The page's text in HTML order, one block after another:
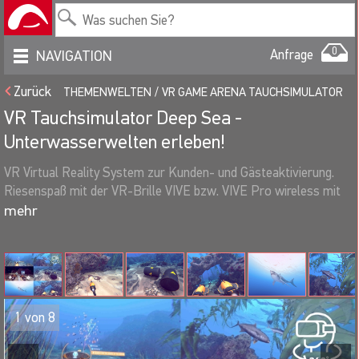
NAVIGATION Anfrage 0
Zurück THEMENWELTEN VR GAME ARENA TAUCHSIMULATOR
VR Tauchsimulator Deep Sea -
Unterwasserwelten erleben!
VR Virtual Reality System zur Kunden- und Gästeaktivierung.
Riesenspaß mit der VR-Brille VIVE bzw. VIVE Pro wireless mit
OLED-Display, brillianter Auflösung und 360° Rundumsicht.
Lieferumfang ausschließlich professionelle Hardware, geeignet
zur Darstellung und Vorführung von VR / Virtual Reality / AR
Augmented Reality Anwendungen. Die Simulationssysteme sind
nach Bedarf ausgestattet mit Hochleistungs-PC oder Gamer-
Notebooks, hochauflösender VR-Brille z.B. HTC Vive, Vive Pro,
2von 8